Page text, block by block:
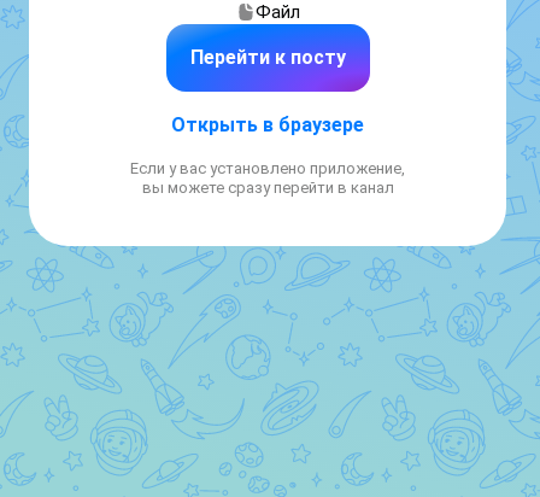
Файл
Перейти к посту
Открыть в браузере
Если у вас установлено приложение,
вы можете сразу перейти в канал